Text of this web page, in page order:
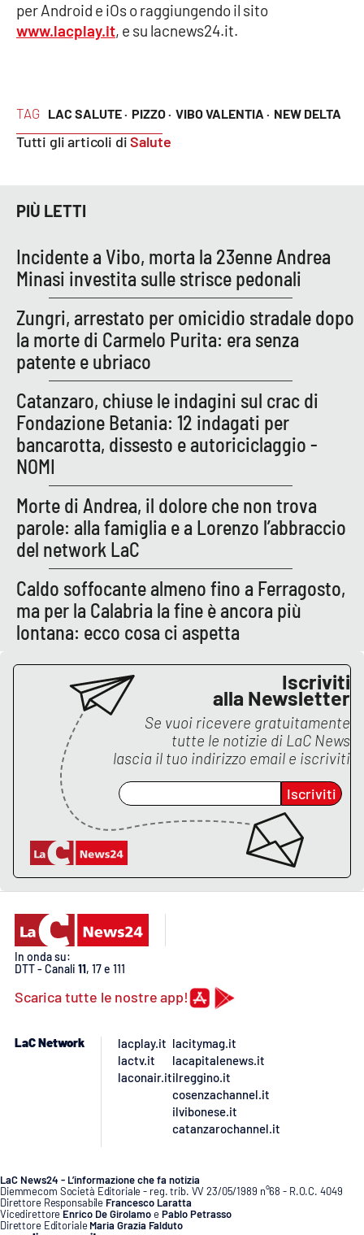
Sport
Good Morning Vietnam
Leggendo Alvaro insieme
Le perfidie di Antonella Grippo
Venti di comunicazione
STREAMING
LaC TV
LaC Network
LaC OnAir
EDIZIONI
LOCALI
Catanzaro
Vibo Valentia
Reggio Calabria
Cosenza
Lamezia Terme
SPECIALI
Buona Sanità Calabria
LA
CALABRIAVISIONE
LAC
NETWORK
TAG LAC SALUTE · PIZZO · VIBO VALENTIA · NEW DELTA
Tutti gli articoli diSalute
per Android e iOs o raggiungendo il sito
www.lacplay.it, e su lacnews24.it.
PIÙ LETTI
Incidente a Vibo, morta la 23enne Andrea
Minasi investita sulle strisce pedonali
Zungri, arrestato per omicidio stradale dopo
la morte di Carmelo Purita: era senza
patente e ubriaco
Catanzaro, chiuse le indagini sul crac di
Fondazione Betania: 12 indagati per
bancarotta, dissesto e autoriciclaggio -
NOMI
Morte di Andrea, il dolore che non trova
parole: alla famiglia e a Lorenzo l’abbraccio
del network LaC
Caldo soffocante almeno fino a Ferragosto,
ma per la Calabria la fine è ancora più
lontana: ecco cosa ci aspetta
Iscriviti
alla Newsletter
Se vuoi ricevere gratuitamente
tutte le notizie di LaC News
lascia il tuo indirizzo email e iscriviti
Iscriviti
In onda su:
DTT - Canali 11, 17 e 111
Scarica tutte le nostre app!
LaC Network
lacplay.it
lactv.it
laconair.it
lacitymag.it
lacapitalenews.it
ilreggino.it
cosenzachannel.it
ilvibonese.it
catanzarochannel.it
LaC News24 - L’informazione che fa notizia
Diemmecom Società Editoriale - reg. trib. VV 23/05/1989 n°68 - R.O.C. 4049
Direttore Responsabile Francesco Laratta
Vicedirettore Enrico De GirolamoePablo Petrasso
Direttore Editoriale Maria Grazia Falduto